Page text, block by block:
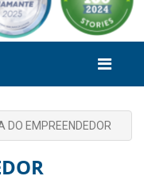
DO EMPREENDEDOR